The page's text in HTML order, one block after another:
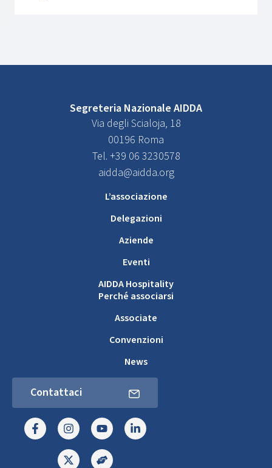
Segreteria Nazionale AIDDA
Via degli Scialoja, 18
00196 Roma
Tel. +39 06 3230578
aidda@aidda.org
L’associazione
Delegazioni
Aziende
Eventi
AIDDA Hospitality
Perché associarsi
Associate
Convenzioni
News
Contattaci